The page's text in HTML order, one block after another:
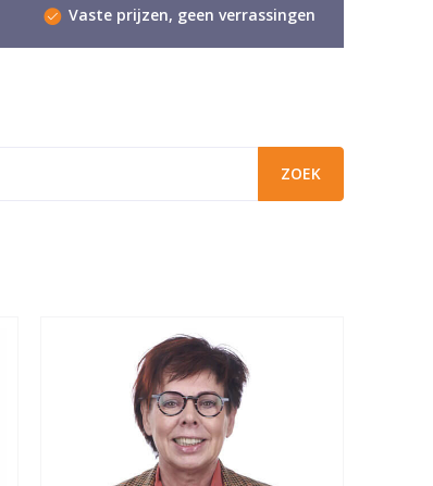
Vaste prijzen, geen verrassingen